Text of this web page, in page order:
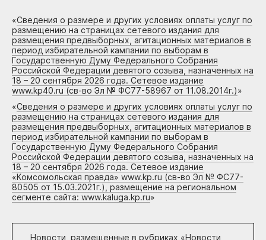
«Сведения о размере и других условиях оплаты услуг по
размещению на страницах сетевого издания для
размещения предвыборных, агитационных материалов в
период избирательной кампании по выборам в
Государственную Думу Федерального Собрания
Российской Федерации девятого созыва, назначенных на
18 – 20 сентября 2026 года. Сетевое издание
www.kp40.ru (св-во Эл № ФС77-58967 от 11.08.2014г.)»
«Сведения о размере и других условиях оплаты услуг по
размещению на страницах сетевого издания для
размещения предвыборных, агитационных материалов в
период избирательной кампании по выборам в
Государственную Думу Федерального Собрания
Российской Федерации девятого созыва, назначенных на
18 – 20 сентября 2026 года. Сетевое издание
«Комсомольская правда» www.kp.ru (св-во Эл № ФС77-
80505 от 15.03.2021г.), размещение на региональном
сегменте сайта: www.kaluga.kp.ru»
Новости, размещенные в рубриках «Новости